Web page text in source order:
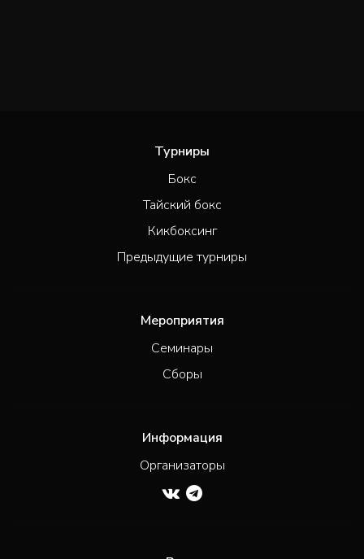
Турниры
Бокс
Тайский бокс
Кикбоксинг
Предыдущие турниры
Мероприятия
Семинары
Сборы
Информация
Организаторы